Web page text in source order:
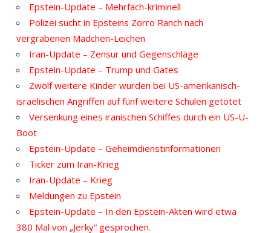
Epstein-Update – Mehrfach-kriminell
Polizei sucht in Epsteins Zorro Ranch nach
vergrabenen Mädchen-Leichen
Iran-Update – Zensur und Gegenschläge
Epstein-Update – Trump und Gates
Zwölf weitere Kinder wurden bei US-amerikanisch-
israelischen Angriffen auf fünf weitere Schulen getötet
Versenkung eines iranischen Schiffes durch ein US-U-
Boot
Epstein-Update – Geheimdienstinformationen
Ticker zum Iran-Krieg
Iran-Update – Krieg
Meldungen zu Epstein
Epstein-Update – In den Epstein-Akten wird etwa
380 Mal von „Jerky“ gesprochen.